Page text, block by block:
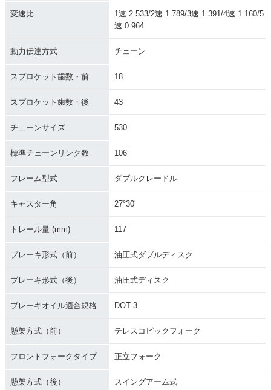
変速比
1速 2.533/2速 1.789/3速 1.391/4速 1.160/5
速 0.964
動力伝達方式 チェーン
スプロケット歯数・前 18
スプロケット歯数・後 43
チェーンサイズ 530
標準チェーンリンク数 106
フレーム型式 ダブルクレードル
キャスター角 27°30′
トレール量 (mm) 117
ブレーキ形式（前） 油圧式ダブルディスク
ブレーキ形式（後） 油圧式ディスク
ブレーキオイル適合規格 DOT 3
懸架方式（前） テレスコピックフォーク
フロントフォークタイプ 正立フォーク
懸架方式（後） スイングアーム式